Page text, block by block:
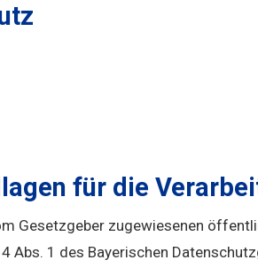
für die
Gesetzgeber zugewiesenen
Abs. 1 des Bayerischen